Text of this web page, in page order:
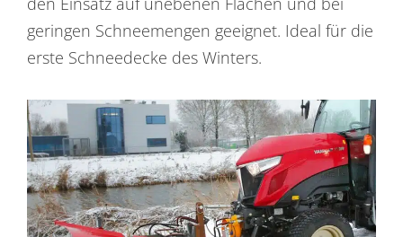
geringen Schneemengen geeignet. Ideal für die
erste Schneedecke des Winters.